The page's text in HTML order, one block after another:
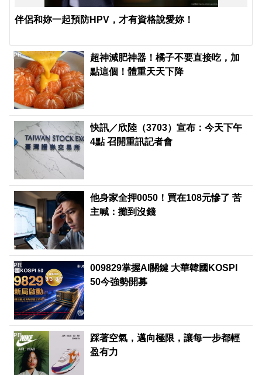
伴侶和妳一起預防HPV，才有資格說愛妳！
超神減肥神器！橘子不要直接吃，加
點這個！體重天天下降
PR
快訊／欣陸（3703）宣布：今天下午
4點 召開重訊記者會
他身家全押0050！買在108元慘了 苦
主喊：攤到沒錢
009829掌握AI關鍵 大華韓國KOSPI
50今強勢開募
PR
踩著空氣，邁向極限，讓每一步都輕
盈有力
PR